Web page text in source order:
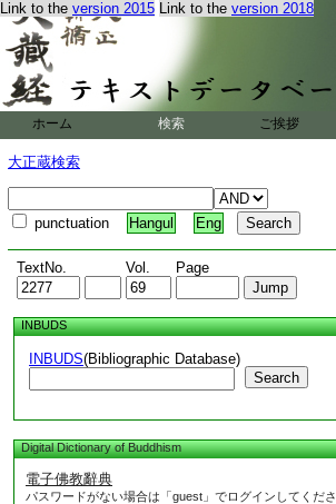
Link to the version 2015 Link to the version 2018
ホーム 検索 ご挨拶
大正蔵検索
punctuation Hangul Eng
TextNo. Vol. Page
INBUDS
INBUDS(Bibliographic Database)
Search
Digital Dictionary of Buddhism
電子佛教辭典
パスワードがない場合は「guest」でログインしてくださ